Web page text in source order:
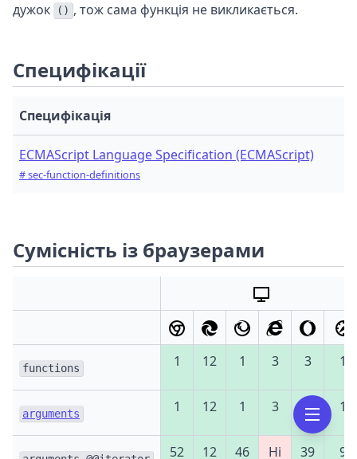
дужок
() , тож сама функція не викликається.
Специфікації
Специфікація
ECMAScript Language Specification (ECMAScript)
# sec-function-definitions
Сумісність із браузерами
functions 1 12 1 3 3 1
arguments 1 12 1 3 3 1
52 12 46 Ні 39 9